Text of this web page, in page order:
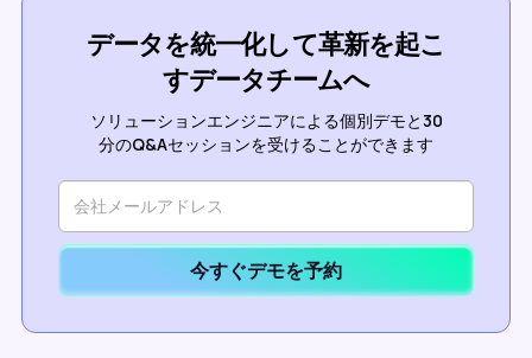
データを統一化して革新を起こ
すデータチームへ
ソリューションエンジニアによる個別デモと30
分のQ&Aセッションを受けることができます
今すぐデモを予約